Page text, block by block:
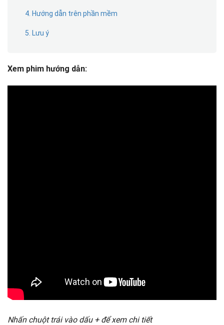
4. Hướng dẫn trên phần mềm
5. Lưu ý
Xem phim hướng dẫn:
Nhấn chuột trái vào dấu + để xem chi tiết